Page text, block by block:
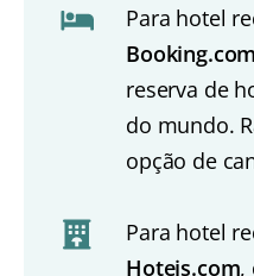
Para hotel
Booking.com
reserva de
do mundo.
opção de
Para hotel
Hoteis.com,